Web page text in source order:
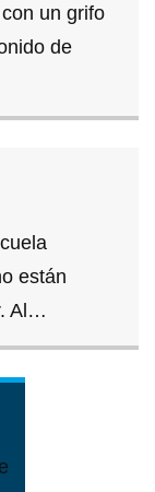
un grifo
de
están
Al…